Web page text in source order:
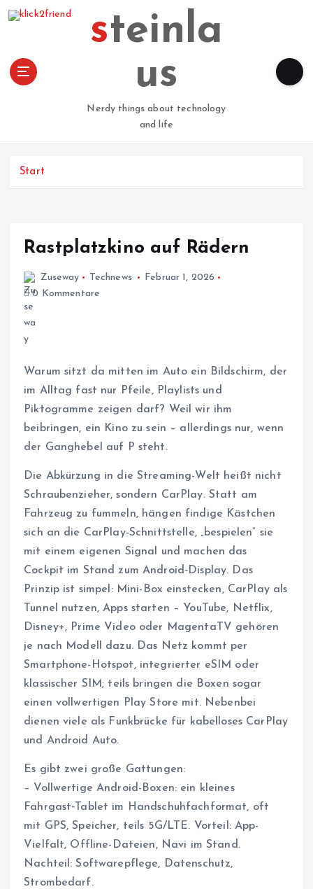
steinla
us
Nerdy things about technology
and life
Start
Rastplatzkino auf Rädern
Zuseway Technews
Februar 1, 2026
0 Kommentare
Warum sitzt da mitten im Auto ein Bildschirm, der
im Alltag fast nur Pfeile, Playlists und
Piktogramme zeigen darf? Weil wir ihm
beibringen, ein Kino zu sein – allerdings nur, wenn
der Ganghebel auf P steht.
Die Abkürzung in die Streaming-Welt heißt nicht
Schraubenzieher, sondern CarPlay. Statt am
Fahrzeug zu fummeln, hängen findige Kästchen
sich an die CarPlay-Schnittstelle, „bespielen“ sie
mit einem eigenen Signal und machen das
Cockpit im Stand zum Android‑Display. Das
Prinzip ist simpel: Mini-Box einstecken, CarPlay als
Tunnel nutzen, Apps starten – YouTube, Netflix,
Disney+, Prime Video oder MagentaTV gehören
je nach Modell dazu. Das Netz kommt per
Smartphone-Hotspot, integrierter eSIM oder
klassischer SIM; teils bringen die Boxen sogar
einen vollwertigen Play Store mit. Nebenbei
dienen viele als Funkbrücke für kabelloses CarPlay
und Android Auto.
Es gibt zwei große Gattungen:
– Vollwertige Android-Boxen: ein kleines
Fahrgast‑Tablet im Handschuhfachformat, oft
mit GPS, Speicher, teils 5G/LTE. Vorteil: App-
Vielfalt, Offline-Dateien, Navi im Stand.
Nachteil: Softwarepflege, Datenschutz,
Strombedarf.